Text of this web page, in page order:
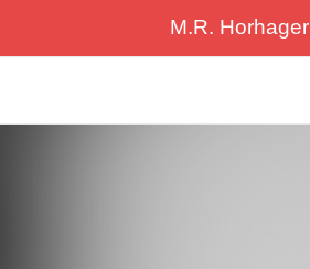
M.R. Horhager